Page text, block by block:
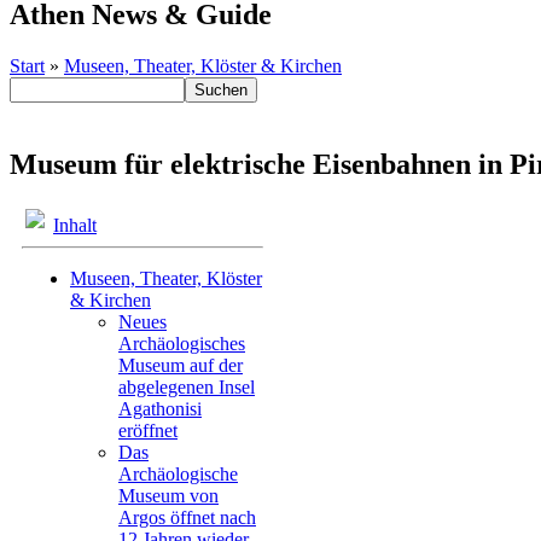
Athen News & Guide
Start » Museen, Theater, Klöster & Kirchen
Museum für elektrische Eisenbahnen in
Inhalt
Museen, Theater, Klöster
& Kirchen
Neues
Archäologisches
Museum auf der
abgelegenen Insel
Agathonisi
eröffnet
Das
Archäologische
Museum von
Argos öffnet nach